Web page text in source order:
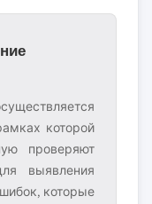
которой
проверяют
выявления
которые